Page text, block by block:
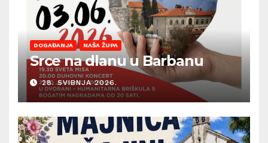
DOGAĐANJA NAŠA ŽUPA
Srce na dlanu u Barbanu
28. SVIBNJA 2026.